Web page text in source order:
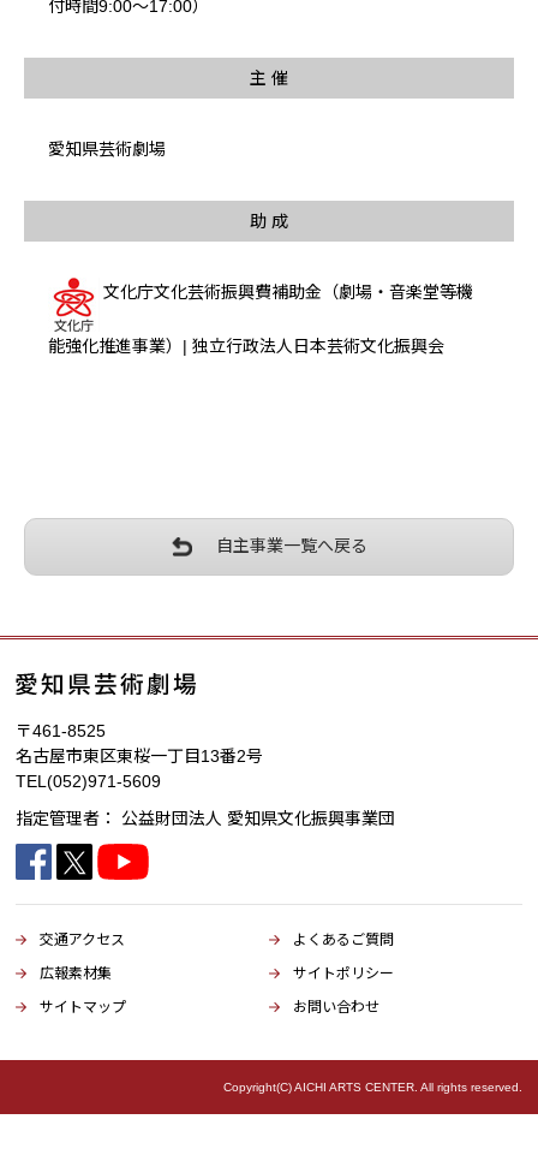
付時間9:00～17:00）
主 催
愛知県芸術劇場
助 成
文化庁文化芸術振興費補助金（劇場・音楽堂等機
能強化推進事業）| 独立行政法人日本芸術文化振興会
自主事業一覧へ戻る
〒461-8525
名古屋市東区東桜一丁目13番2号
TEL(052)971-5609
指定管理者： 公益財団法人 愛知県文化振興事業団
交通アクセス
よくあるご質問
広報素材集
サイトポリシー
サイトマップ
お問い合わせ
Copyright(C) AICHI ARTS CENTER. All rights reserved.